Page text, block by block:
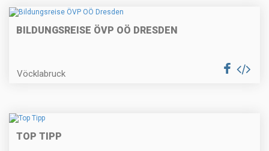
BILDUNGSREISE ÖVP OÖ DRESDEN
Vöcklabruck
TOP TIPP